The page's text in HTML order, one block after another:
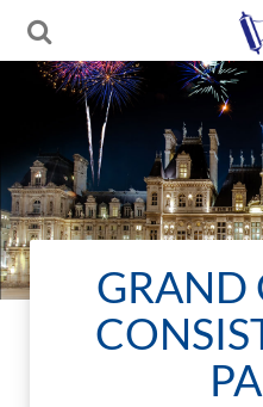
GRAND